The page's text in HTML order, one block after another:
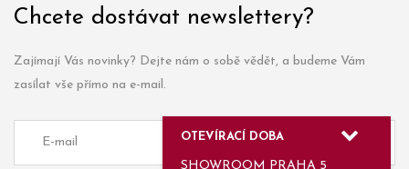
Chcete dostávat newslettery?
Zajímají Vás novinky? Dejte nám o sobě vědět, a budeme Vám
zasílat vše přímo na e-mail.
OTEVÍRACÍ DOBA
SHOWROOM PRAHA 5